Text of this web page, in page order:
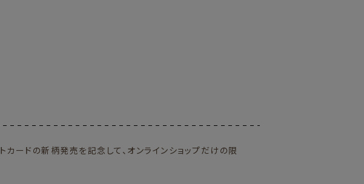
ードの新柄発売を記念して、オンラインショップだけの限